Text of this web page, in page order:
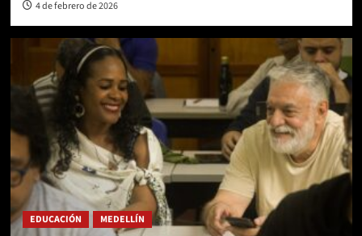
4 de febrero de 2026
EDUCACIÓN MEDELLÍN